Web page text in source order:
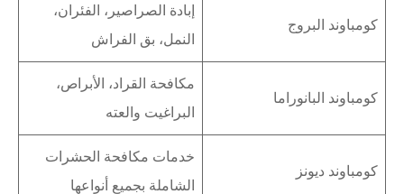
كومباوند البروج
إبادة الصراصير، الفئران،
النمل، بق الفراش
كومباوند البانوراما
مكافحة القراد، الأبراص،
البراغيت والعته
كومباوند ديونز
خدمات مكافحة الحشرات
الشاملة بجميع أنواعها